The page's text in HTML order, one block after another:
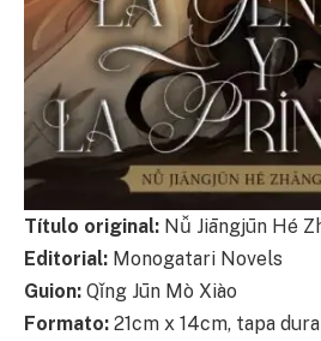
Título original: Nǚ Jiāngjūn Hé
Editorial: Monogatari Novels
Guion: Qǐng Jūn Mò Xiào
Formato: 21cm x 14cm, tapa